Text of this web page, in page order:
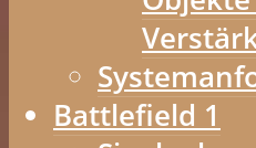
Battlefield 1